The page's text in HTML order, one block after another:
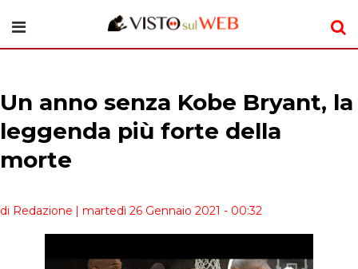
Un anno senza Kobe Bryant, la
leggenda più forte della
morte
di Redazione | martedì 26 Gennaio 2021 - 00:32